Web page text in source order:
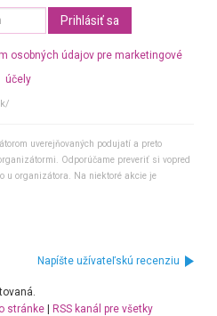
osobných údajov pre marketingové
účely
uverejňovaných podujatí a preto
Odporúčame preveriť si vopred
u organizátora. Na niektoré akcie je
Napíšte užívateľskú recenziu
stránke|
RSS kanál pre všetky